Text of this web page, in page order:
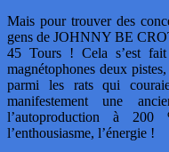
Mais pour trouver des
gens de JOHNNY BE
45 Tours ! Cela s’est
magnétophones deux
parmi les rats qui
manifestement une
l’autoproduction à
l’enthousiasme, l’énergie !